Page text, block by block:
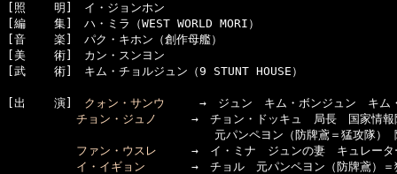
[照    明]　イ・ジョンホン
[編    集]　ハ・ミラ（WEST WORLD MORI）
[音    楽]　パク・キホン（創作母艦）
[美    術]　カン・スンヨン
[武    術]　キム・チョルジュン（9 STUNT HOUSE）
[出    演] クォン・サンウ
→　ジュン　キム・ボンジュン　キム・
チョン・ジュノ
→　チョン・ドッキュ　局長　国家情報
元パンペヨン（防牌鳶＝猛攻隊） 隊
ファン・ウスレ →　イ・ミナ　ジュンの妻　キュレータ
イ・イギョン →　チョル　元パンペヨン（防牌鳶）＝